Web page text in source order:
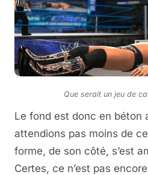
Que serait un jeu de
Le fond est donc en béton
attendions pas moins de
forme, de son côté, s’est
Certes, ce n’est pas